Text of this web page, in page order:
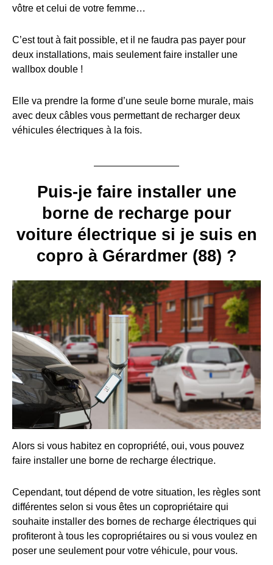
vôtre et celui de votre femme…
C’est tout à fait possible, et il ne faudra pas payer pour
deux installations, mais seulement faire installer une
wallbox double !
Elle va prendre la forme d’une seule borne murale, mais
avec deux câbles vous permettant de recharger deux
véhicules électriques à la fois.
Puis-je faire installer une
borne de recharge pour
voiture électrique si je suis en
copro à Gérardmer (88) ?
Alors si vous habitez en copropriété, oui, vous pouvez
faire installer une borne de recharge électrique.
Cependant, tout dépend de votre situation, les règles sont
différentes selon si vous êtes un copropriétaire qui
souhaite installer des bornes de recharge électriques qui
profiteront à tous les copropriétaires ou si vous voulez en
poser une seulement pour votre véhicule, pour vous.